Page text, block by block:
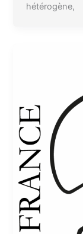
hétérogène,